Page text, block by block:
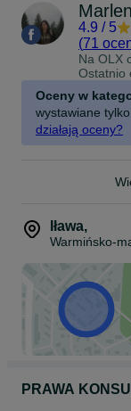
4.9 / 5
(71
Na OLX
Ostatnio
Oceny w
wystawiane
działają oceny?
Iława,
Warmińsko-
PRAWA